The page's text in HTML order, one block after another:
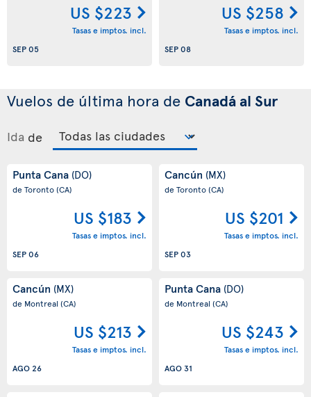
US $223
Tasas e imptos. incl.
SEP 05
US $258
Tasas e imptos. incl.
SEP 08
Vuelos de última hora de Canadá al Sur
Ida de
Punta Cana (DO)
de Toronto(CA)
US $183
Tasas e imptos. incl.
SEP 06
Cancún (MX)
de Toronto(CA)
US $201
Tasas e imptos. incl.
SEP 03
Cancún (MX)
de Montreal(CA)
US $213
Tasas e imptos. incl.
AGO 26
Punta Cana (DO)
de Montreal(CA)
US $243
Tasas e imptos. incl.
AGO 31